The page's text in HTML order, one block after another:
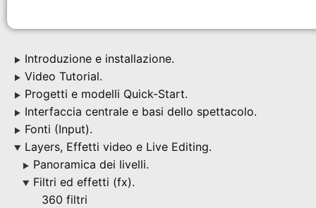
▶ Introduzione e installazione.
▶ Video Tutorial.
▶ Progetti e modelli Quick-Start.
▶ Interfaccia centrale e basi dello spettacolo.
▶ Fonti (Input).
▶ Layers, Effetti video e Live Editing.
▶ Panoramica dei livelli.
▶
Filtri ed effetti (fx).
360 filtri